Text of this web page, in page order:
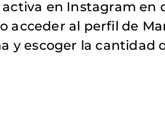
en Instagram en
acceder al perfil de
y escoger la cantidad